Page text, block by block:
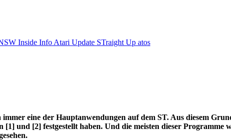
Inside Info Atari Update STraight Up atos
eine der Hauptanwendungen auf dem ST. Aus diesem
und [2] festgestellt haben. Und die meisten dieser